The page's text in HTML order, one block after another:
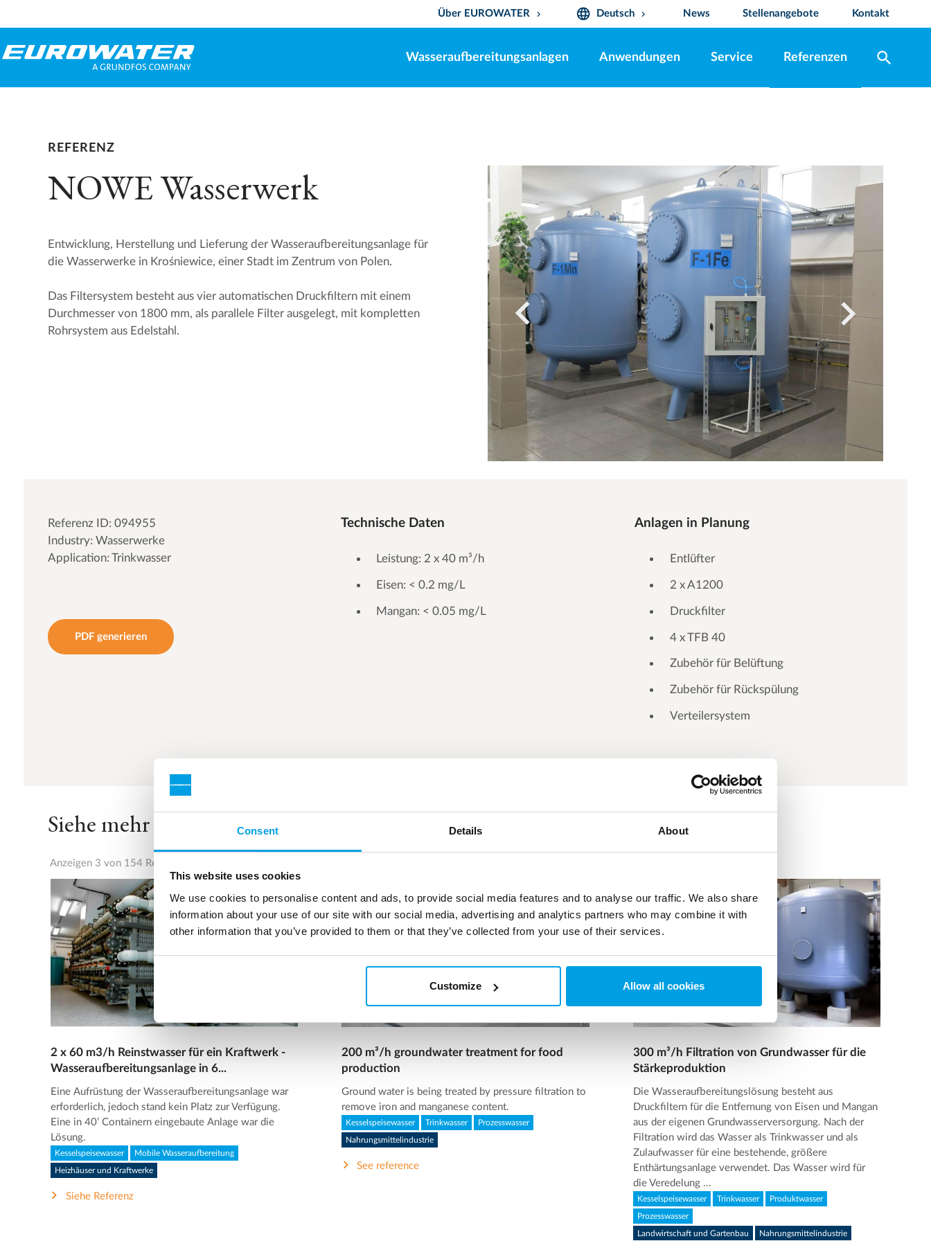
Consent Details About
This website uses cookies
We use cookies to personalise content and ads, to provide social media features and to analyse our traffic. We also share
information about your use of our site with our social media, advertising and analytics partners who may combine it with
other information that you’ve provided to them or that they’ve collected from your use of their services.
Customize Allow all cookies
Über EUROWATER keyboard_arrow_down language Deutsch keyboard_arrow_down News Stellenangebote Kontakt
Wasseraufbereitungsanlagen Anwendungen Service Referenzen search
REFERENZ
NOWE Wasserwerk
Entwicklung, Herstellung und Lieferung der Wasseraufbereitungsanlage für
die Wasserwerke in Krośniewice, einer Stadt im Zentrum von Polen.
Das Filtersystem besteht aus vier automatischen Druckfiltern mit einem
Durchmesser von 1800 mm, als parallele Filter ausgelegt, mit kompletten
Rohrsystem aus Edelstahl.
Referenz ID: 094955
Industry: Wasserwerke
Application: Trinkwasser
PDF generieren
Technische Daten
Leistung: 2 x 40 m³/h
Eisen: < 0.2 mg/L
Mangan: < 0.05 mg/L
Anlagen in Planung
Entlüfter
2 x A1200
Druckfilter
4 x TFB 40
Zubehör für Belüftung
Zubehör für Rückspülung
Verteilersystem
Siehe mehr Referenzen
Anzeigen 3 von 154 Referenzen
2 x 60 m3/h Reinstwasser für ein Kraftwerk -
Wasseraufbereitungsanlage in 6...
Eine Aufrüstung der Wasseraufbereitungsanlage war
erforderlich, jedoch stand kein Platz zur Verfügung.
Eine in 40’ Containern eingebaute Anlage war die
Lösung.
Kesselspeisewasser Mobile Wasseraufbereitung
Heizhäuser und Kraftwerke
Siehe Referenz
200 m³/h groundwater treatment for food
production
Ground water is being treated by pressure filtration to
remove iron and manganese content.
Kesselspeisewasser Trinkwasser Prozesswasser
Nahrungsmittelindustrie
See reference
300 m³/h Filtration von Grundwasser für die
Stärkeproduktion
Die Wasseraufbereitungslösung besteht aus
Druckfiltern für die Entfernung von Eisen und Mangan
aus der eigenen Grundwasserversorgung. Nach der
Filtration wird das Wasser als Trinkwasser und als
Zulaufwasser für eine bestehende, größere
Enthärtungsanlage verwendet. Das Wasser wird für
die Veredelung ...
Kesselspeisewasser Trinkwasser Produktwasser
Prozesswasser
Landwirtschaft und Gartenbau Nahrungsmittelindustrie